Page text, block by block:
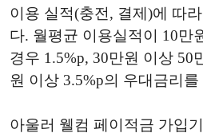
이용 실적(충전, 결제)에 따
다. 월평균 이용실적이 10만
경우 1.5%p, 30만원 이상 50
원 이상 3.5%p의 우대금리
아울러 웰컴 페이적금 가입